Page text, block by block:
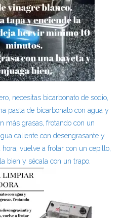
necesitas bicarbonato de sodio,
pasta de bicarbonato con agua y
más grasas, frotando con un
caliente con desengrasante y
vuelve a frotar con un cepillo,
bien y sécala con un trapo.